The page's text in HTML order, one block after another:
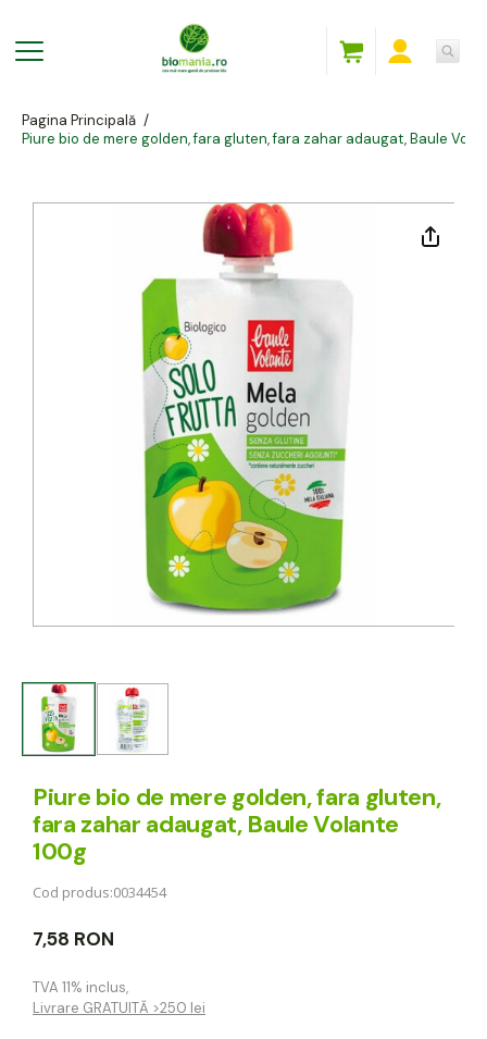
Pagina Principală /
Piure bio de mere golden, fara gluten, fara zahar adaugat, Baule
Piure bio de mere golden, fara gluten,
fara zahar adaugat, Baule Volante
100g
Cod produs:0034454
7,58 RON
TVA 11% inclus,
Livrare GRATUITĂ >250 lei